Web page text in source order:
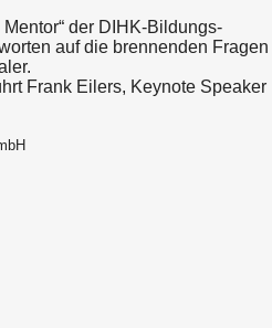
der DIHK-Bildungs-
auf die brennenden Fragen
Frank Eilers, Keynote Speaker